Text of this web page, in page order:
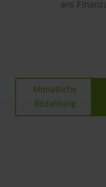
ans
Monatliche
Bezahlung